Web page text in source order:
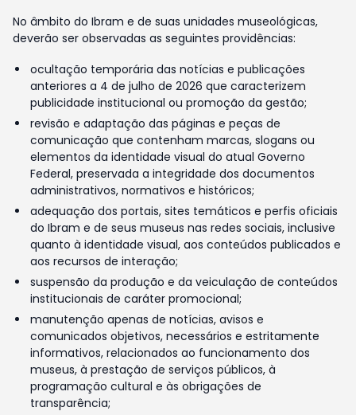
No âmbito do Ibram e de suas unidades museológicas,
deverão ser observadas as seguintes providências:
ocultação temporária das notícias e publicações
anteriores a 4 de julho de 2026 que caracterizem
publicidade institucional ou promoção da gestão;
revisão e adaptação das páginas e peças de
comunicação que contenham marcas, slogans ou
elementos da identidade visual do atual Governo
Federal, preservada a integridade dos documentos
administrativos, normativos e históricos;
adequação dos portais, sites temáticos e perfis oficiais
do Ibram e de seus museus nas redes sociais, inclusive
quanto à identidade visual, aos conteúdos publicados e
aos recursos de interação;
suspensão da produção e da veiculação de conteúdos
institucionais de caráter promocional;
manutenção apenas de notícias, avisos e
comunicados objetivos, necessários e estritamente
informativos, relacionados ao funcionamento dos
museus, à prestação de serviços públicos, à
programação cultural e às obrigações de
transparência;